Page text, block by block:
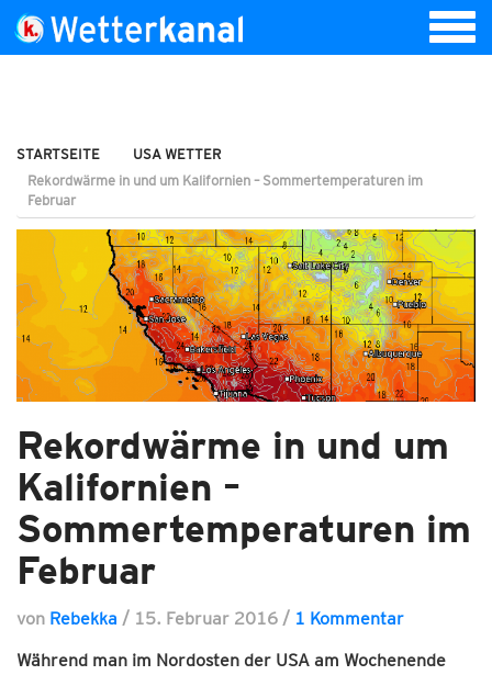
STARTSEITE
USA WETTER
Rekordwärme in und um Kalifornien – Sommertemperaturen im
Februar
Rekordwärme in und um
Kalifornien –
Sommertemperaturen im
Februar
von Rebekka / 15. Februar 2016 / 1 Kommentar
Während man im Nordosten der USA am Wochenende